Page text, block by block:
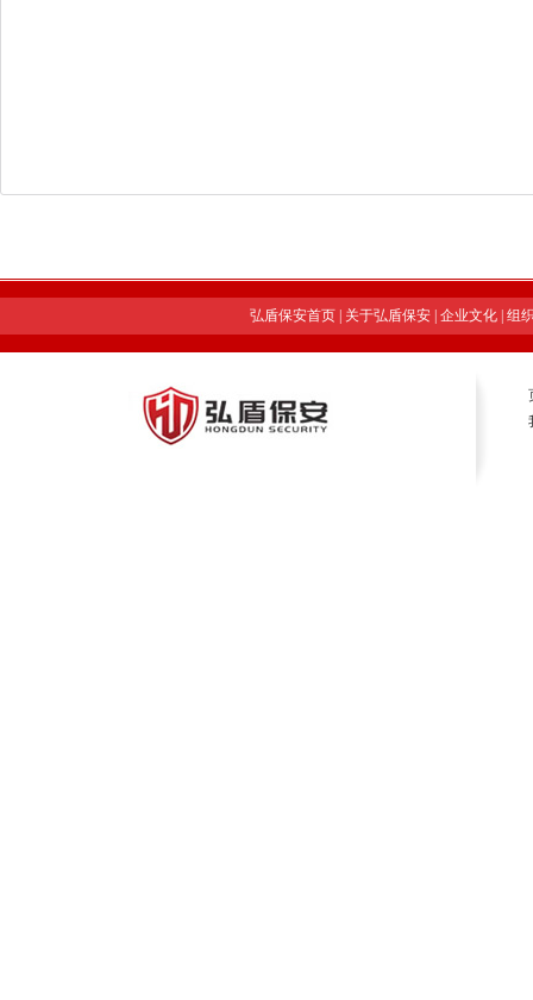
弘盾保安首页| 关于弘盾保安| 企业文化| 组